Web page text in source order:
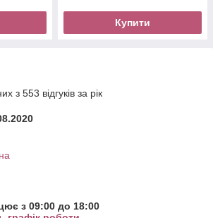
Купити
з 553 відгуків за рік
з 09:00 до 18:00